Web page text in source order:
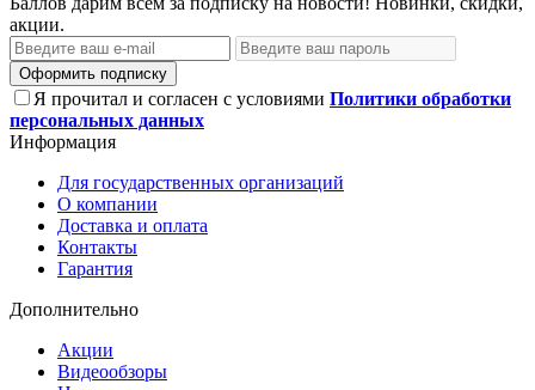
акции.
Оформить подписку
Я прочитал и согласен с условиями Политики обработки
персональных данных
Информация
Для государственных организаций
О компании
Доставка и оплата
Контакты
Гарантия
Дополнительно
Акции
Видеообзоры